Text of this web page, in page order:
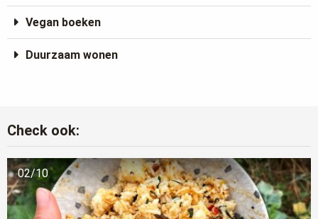
Vegan boeken
Duurzaam wonen
Check ook:
02/10